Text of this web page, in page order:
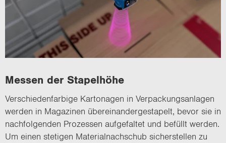
Mes­sen der Sta­pel­hö­he
Ver­schie­den­far­bi­ge Kar­to­na­gen in Ver­pa­ckungs­an­la­gen
wer­den in Ma­ga­zi­nen über­ein­an­der­ge­sta­pelt, bevor sie in
nach­fol­gen­den Pro­zes­sen auf­ge­fal­tet und be­füllt wer­den.
Um einen ste­ti­gen Ma­te­ri­al­nach­schub si­cher­stel­len zu